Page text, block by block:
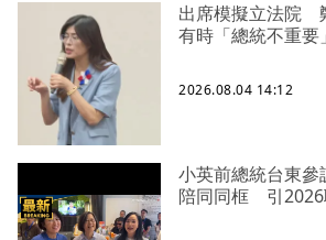
出席模擬立法院
有時「總統不重要
2026.08.04 14:12
小英前總統台東
陪同同框 引2026